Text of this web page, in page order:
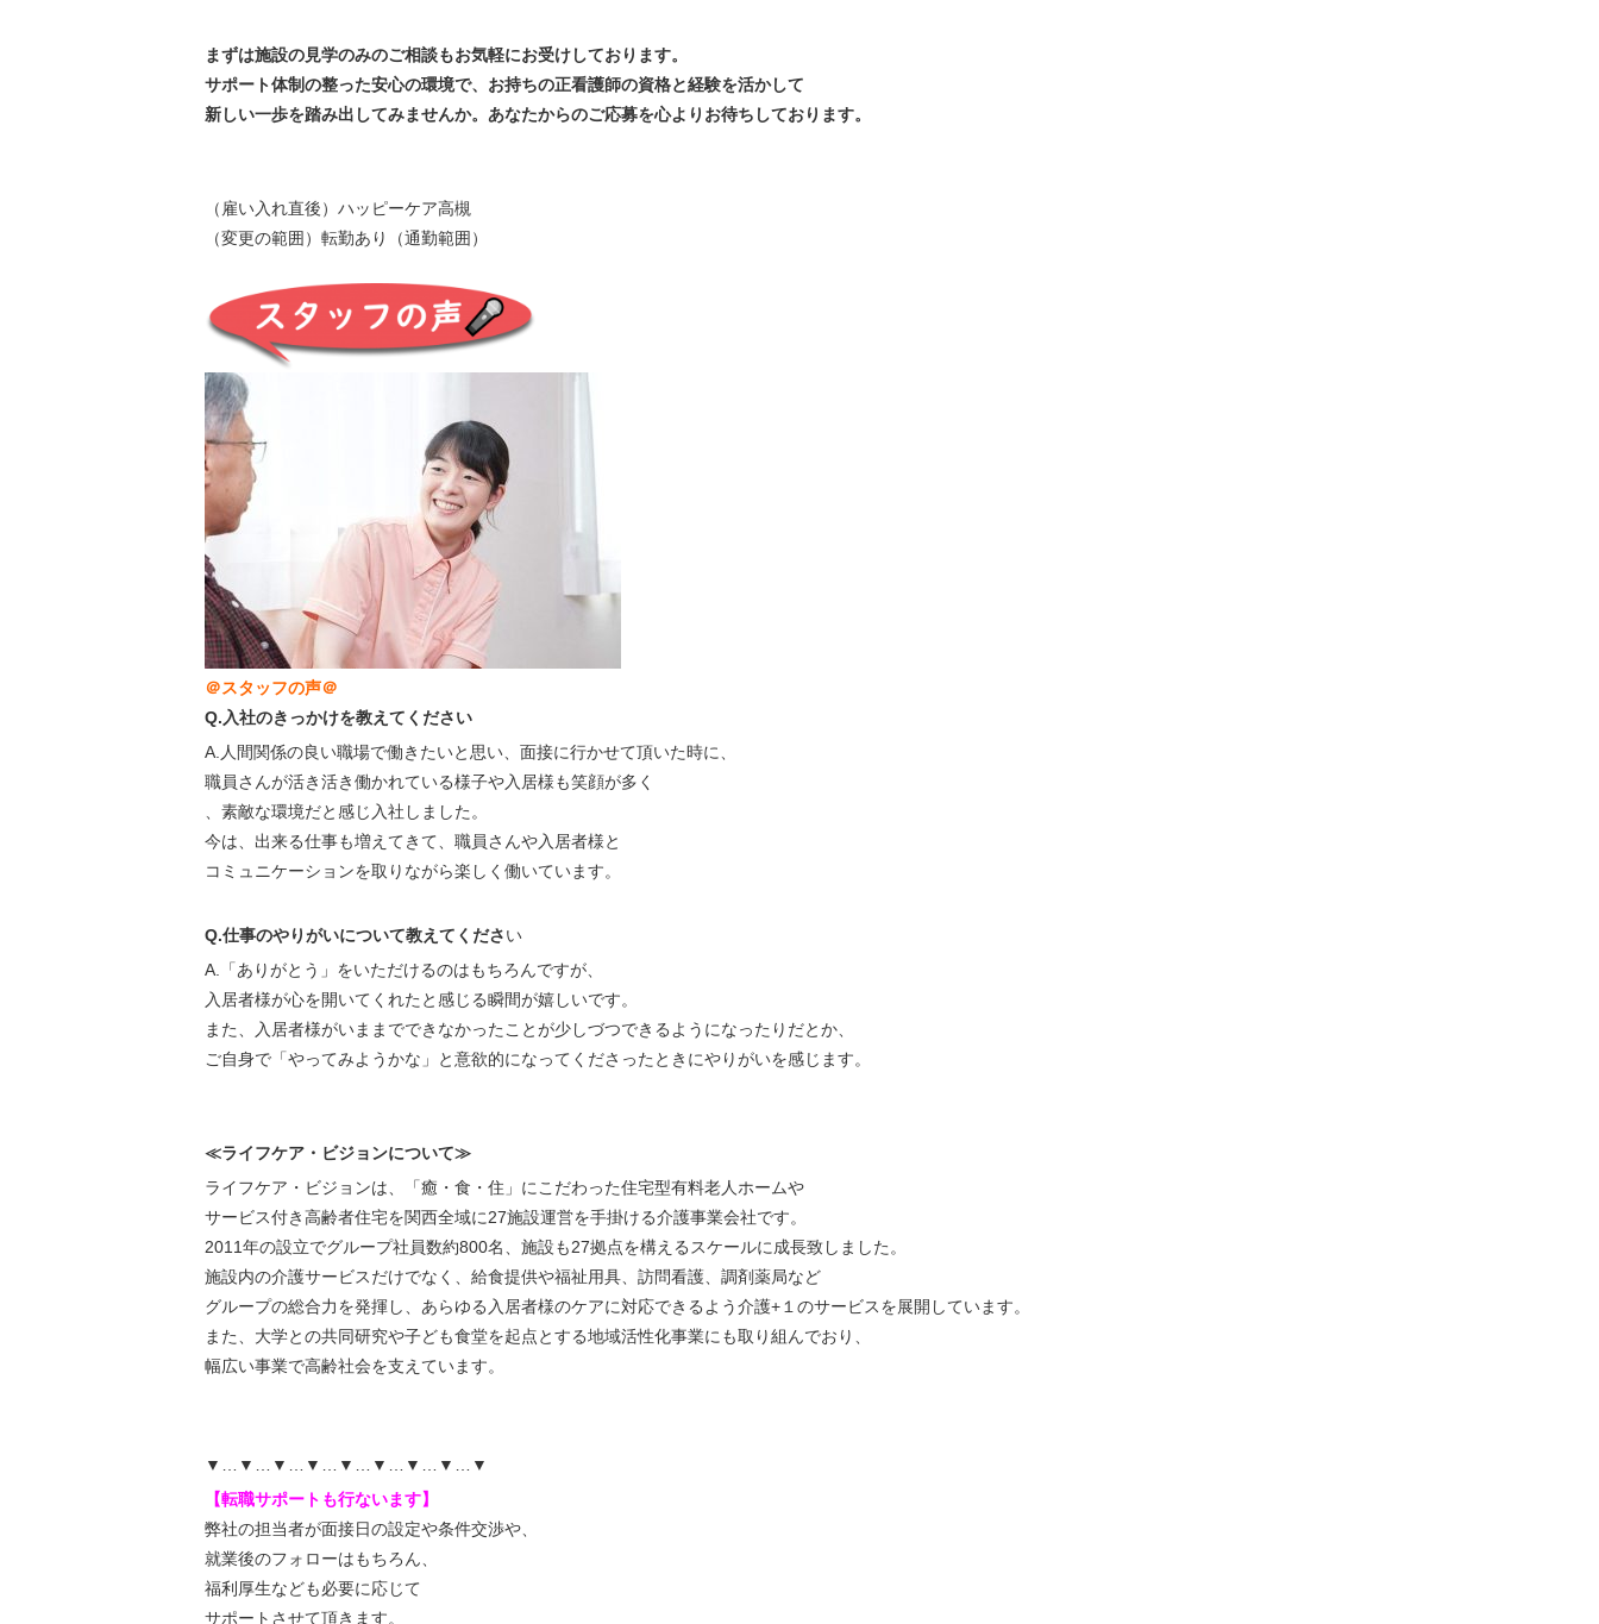
まずは施設の見学のみのご相談もお気軽にお受けしております。
サポート体制の整った安心の環境で、お持ちの正看護師の資格と経験を活かして
新しい一歩を踏み出してみませんか。あなたからのご応募を心よりお待ちしております。
（雇い入れ直後）ハッピーケア高槻
（変更の範囲）転勤あり（通勤範囲）
＠スタッフの声＠
Q.入社のきっかけを教えてください
A.人間関係の良い職場で働きたいと思い、面接に行かせて頂いた時に、
職員さんが活き活き働かれている様子や入居様も笑顔が多く
、素敵な環境だと感じ入社しました。
今は、出来る仕事も増えてきて、職員さんや入居者様と
コミュニケーションを取りながら楽しく働いています。
Q.仕事のやりがいについて教えてください
A.「ありがとう」をいただけるのはもちろんですが、
入居者様が心を開いてくれたと感じる瞬間が嬉しいです。
また、入居者様がいままでできなかったことが少しづつできるようになったりだとか、
ご自身で「やってみようかな」と意欲的になってくださったときにやりがいを感じます。
≪ライフケア・ビジョンについて≫
ライフケア・ビジョンは、「癒・食・住」にこだわった住宅型有料老人ホームや
サービス付き高齢者住宅を関西全域に27施設運営を手掛ける介護事業会社です。
2011年の設立でグループ社員数約800名、施設も27拠点を構えるスケールに成長致しました。
施設内の介護サービスだけでなく、給食提供や福祉用具、訪問看護、調剤薬局など
グループの総合力を発揮し、あらゆる入居者様のケアに対応できるよう介護+１のサービスを展開しています。
また、大学との共同研究や子ども食堂を起点とする地域活性化事業にも取り組んでおり、
幅広い事業で高齢社会を支えています。
▼…▼…▼…▼…▼…▼…▼…▼…▼
【転職サポートも行ないます】
弊社の担当者が面接日の設定や条件交渉や、
就業後のフォローはもちろん、
福利厚生なども必要に応じて
サポートさせて頂きます。